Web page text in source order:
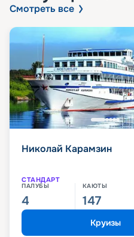
Смотреть все
Николай Карамзин
СТАНДАРТ
ПАЛУБЫ
4
КАЮТЫ
147
Круизы